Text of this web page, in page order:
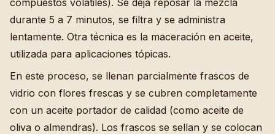
durante 5 a 7 minutos, se filtra y se administra
lentamente. Otra técnica es la maceración en aceite,
utilizada para aplicaciones tópicas.
En este proceso, se llenan parcialmente frascos de
vidrio con flores frescas y se cubren completamente
con un aceite portador de calidad (como aceite de
oliva o almendras). Los frascos se sellan y se colocan